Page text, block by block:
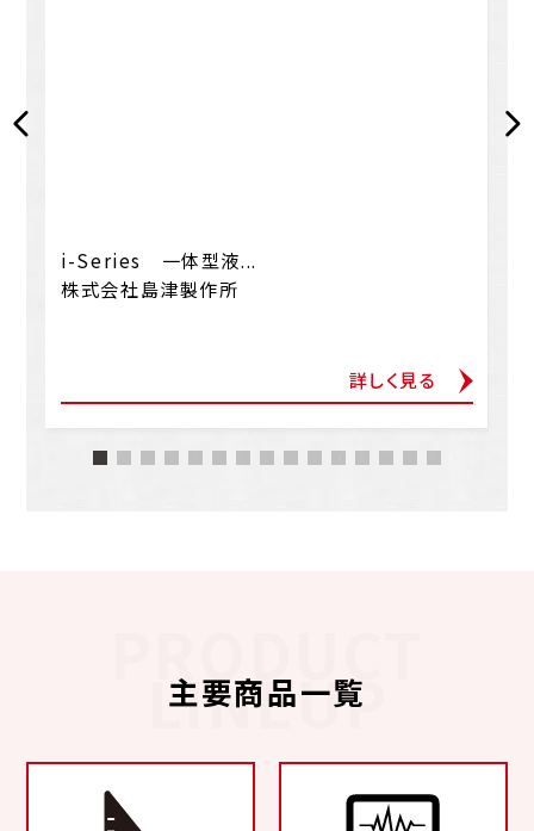
i-Series 一体型液...
株式会社島津製作所
詳しく見る
LINEUP
主要商品一覧